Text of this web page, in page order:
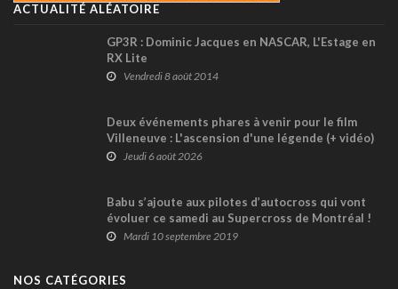
ACTUALITÉ ALÉATOIRE
GP3R : Dominic Jacques en NASCAR, L'Estage en
RX Lite
Vendredi 8 août 2014
Deux événements phares à venir pour le film
Villeneuve : L'ascension d'une légende (+ vidéo)
Jeudi 6 août 2026
Babu s’ajoute aux pilotes d’autocross qui vont
évoluer ce samedi au Supercross de Montréal !
Mardi 10 septembre 2019
NOS CATÉGORIES